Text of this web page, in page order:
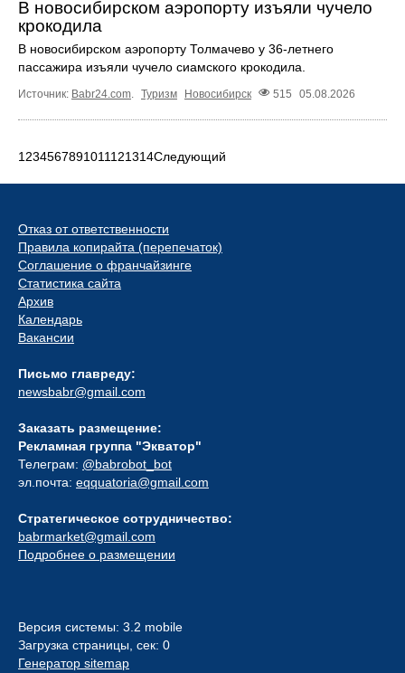
В новосибирском аэропорту изъяли чучело
крокодила
В новосибирском аэропорту Толмачево у 36-летнего
пассажира изъяли чучело сиамского крокодила.
Источник: Babr24.com Туризм Новосибирск 515 05.08.2026
1 234567891011121314Следующий
Отказ от ответственности
Правила копирайта (перепечаток)
Соглашение о франчайзинге
Статистика сайта
Архив
Календарь
Вакансии
Письмо главреду:
newsbabr@gmail.com
Заказать размещение:
Рекламная группа "Экватор"
Телеграм: @babrobot_bot
эл.почта: eqquatoria@gmail.com
Стратегическое сотрудничество:
babrmarket@gmail.com
Подробнее о размещении
Версия системы: 3.2 mobile
Загрузка страницы, сек: 0
Генератор sitemap